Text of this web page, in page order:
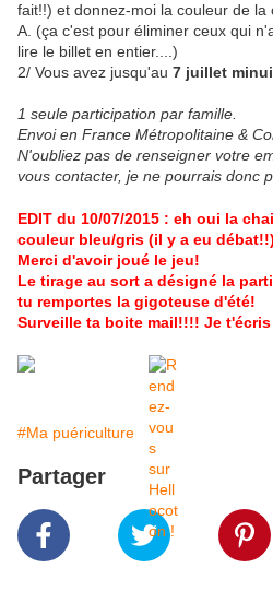
fait!!) et donnez-moi la couleur de la
A. (ça c'est pour éliminer ceux qui
lire le billet en entier....)
2/ Vous avez jusqu'au 7 juillet
1 seule participation par famille.
Envoi en France Métropolitaine &
N'oubliez pas de renseigner votre
vous contacter, je ne pourrais donc
EDIT du 10/07/2015 : eh oui la
couleur bleu/gris (il y a eu
Merci d'avoir joué le jeu!
Le tirage au sort a désigné la
tu remportes la gigoteuse d'été!
Surveille ta boite mail!!!! Je
#Ma puériculture
Partager